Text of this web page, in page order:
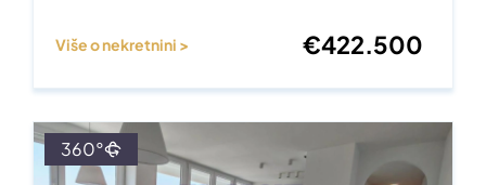
Više o nekretnini > €422.500
360°